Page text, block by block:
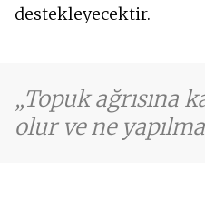
destekleyecektir.
Topuk ağrısına
olur ve ne